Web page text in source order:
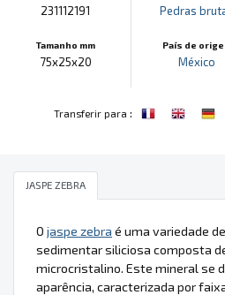
231112191
Tamanho mm
75x25x20
Pedras
País de
México
Transferir para :
JASPE ZEBRA
O jaspe zebra é uma variedade
sedimentar siliciosa composta
microcristalino. Este mineral se
aparência, caracterizada por